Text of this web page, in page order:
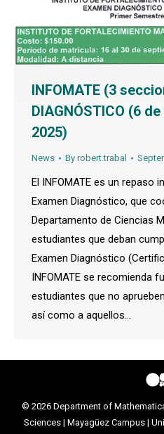
INFOMATE (3
DIAGNÓSTICO (6
2025)
News By robert.trabal
El INFOMATE es un repaso
Examen Diagnóstico, que
Departamento de Ciencias
estudiantes que deban
Examen Diagnóstico
INFOMATE se recomienda
estudiantes que no
así como a aquellos…
© 2026 Department of
Sciences | Mayagüez Campus |